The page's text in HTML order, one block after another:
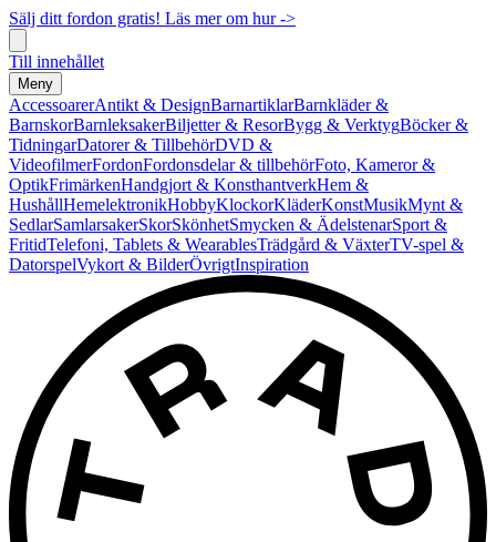
Sälj ditt fordon gratis! Läs mer om hur ->
Till innehållet
Meny
AccessoarerAntikt & DesignBarnartiklarBarnkläder &
BarnskorBarnleksakerBiljetter & ResorBygg & VerktygBöcker &
TidningarDatorer & TillbehörDVD &
VideofilmerFordonFordonsdelar & tillbehörFoto, Kameror &
OptikFrimärkenHandgjort & KonsthantverkHem &
HushållHemelektronikHobbyKlockorKläderKonstMusikMynt &
SedlarSamlarsakerSkorSkönhetSmycken & ÄdelstenarSport &
FritidTelefoni, Tablets & WearablesTrädgård & VäxterTV-spel &
DatorspelVykort & BilderÖvrigtInspiration